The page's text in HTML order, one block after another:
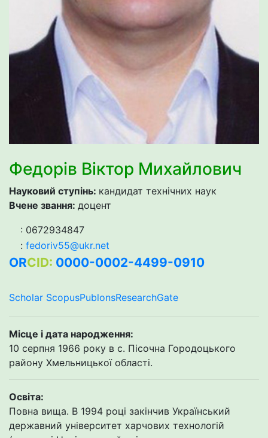
Федорів Віктор Михайлович
Науковий ступінь: кандидат технічних наук
Вчене звання: доцент
: 0672934847
: fedoriv55@ukr.net
ORCID: 0000-0002-4499-0910
Scholar ScopusPublonsResearchGate
Місце і дата народження:
10 серпня 1966 року в с. Пісочна Городоцького
району Хмельницької області.
Освіта:
Повна вища. В 1994 році закінчив Український
державний університет харчових технологій